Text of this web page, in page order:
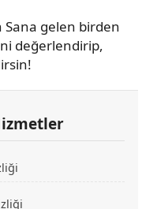
gelen birden
değerlendirip,